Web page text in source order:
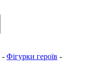
- Фігурки героїв -